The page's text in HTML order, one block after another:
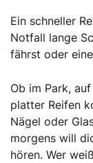
Ein schneller
Notfall lange
fährst oder
Ob im Park,
platter Reifen
Nägel oder
morgens will
hören. Wer